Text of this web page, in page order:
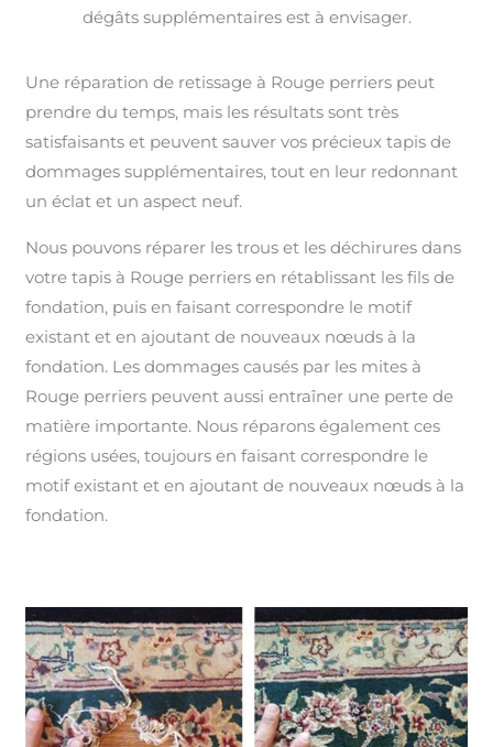
dégâts supplémentaires est à envisager.
Une réparation de retissage à Rouge perriers peut
prendre du temps, mais les résultats sont très
satisfaisants et peuvent sauver vos précieux tapis de
dommages supplémentaires, tout en leur redonnant
un éclat et un aspect neuf.
Nous pouvons réparer les trous et les déchirures dans
votre tapis à Rouge perriers en rétablissant les fils de
fondation, puis en faisant correspondre le motif
existant et en ajoutant de nouveaux nœuds à la
fondation. Les dommages causés par les mites à
Rouge perriers peuvent aussi entraîner une perte de
matière importante. Nous réparons également ces
régions usées, toujours en faisant correspondre le
motif existant et en ajoutant de nouveaux nœuds à la
fondation.